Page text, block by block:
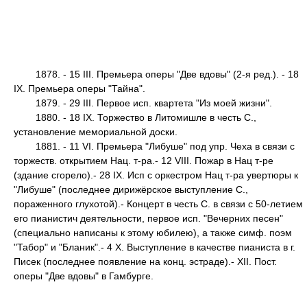
1878. - 15 III. Премьера оперы "Две вдовы" (2-я ред.). - 18
IX. Премьера оперы "Тайна".
1879. - 29 III. Первое исп. квартета "Из моей жизни".
1880. - 18 IX. Торжество в Литомишле в честь С.,
установление мемориальной доски.
1881. - 11 VI. Премьера "Либуше" под упр. Чеха в связи с
торжеств. открытием Нац. т-ра.- 12 VIII. Пожар в Нац т-ре
(здание сгорело).- 28 IX. Исп с оркестром Нац т-ра увертюры к
"Либуше" (последнее дирижёрское выступление С.,
пораженного глухотой).- Концерт в честь С. в связи с 50-летием
его пианистич деятельности, первое исп. "Вечерних песен"
(специально написаны к этому юбилею), а также симф. поэм
"Табор" и "Бланик".- 4 X. Выступление в качестве пианиста в г.
Писек (последнее появление на конц. эстраде).- XII. Пост.
оперы "Две вдовы" в Гамбурге.